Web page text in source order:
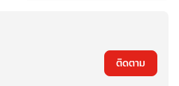
ติดตาม